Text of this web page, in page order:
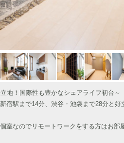
地！国際性も豊かなシェアライフ初台～
宿駅まで14分、渋谷・池袋まで28分と
室なのでリモートワークをする方はお部